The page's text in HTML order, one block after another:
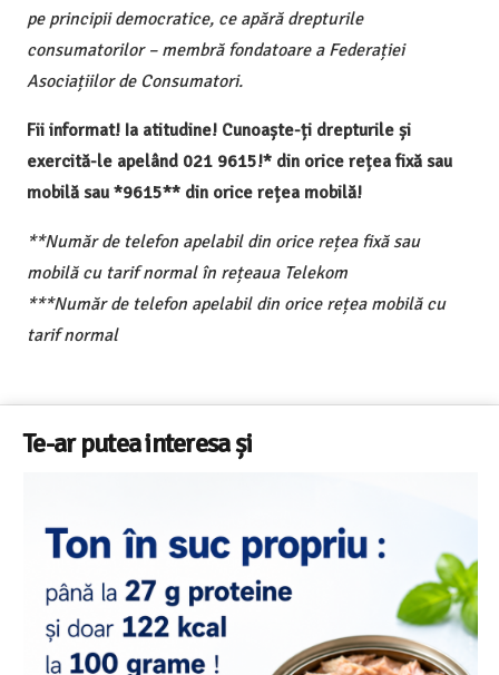
pe principii democratice, ce apără drepturile
consumatorilor – membră fondatoare a Federației
Asociațiilor de Consumatori.
Fii informat! Ia atitudine! Cunoaște-ți drepturile și
exercită-le apelând 021 9615!* din orice rețea fixă sau
mobilă sau *9615** din orice rețea mobilă!
**Număr de telefon apelabil din orice rețea fixă sau
mobilă cu tarif normal în rețeaua Telekom
***Număr de telefon apelabil din orice rețea mobilă cu
tarif normal
Te-ar putea interesa și